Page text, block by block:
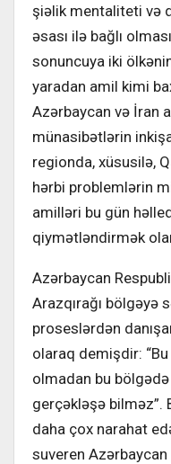
şiəlik mentaliteti və
əsası ilə bağlı
sonuncuya iki
yaradan amil kimi
Azərbaycan və İran
münasibətlərin
regionda, xüsusilə,
hərbi problemlərin
amilləri bu gün
qiymətləndirmək
Azərbaycan
Arazqırağı bölgəyə
proseslərdən
olaraq demişdir: “Bu
olmadan bu
gerçəkləşə bilməz”.
daha çox narahat
suveren Azərbaycan